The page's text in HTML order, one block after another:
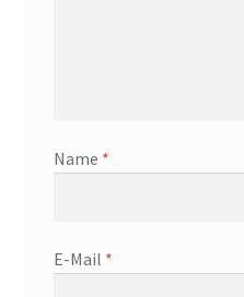
Name *
E-Mail *